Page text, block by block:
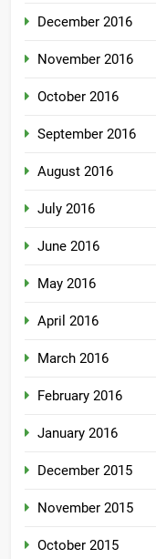
December 2016
November 2016
October 2016
September 2016
August 2016
July 2016
June 2016
May 2016
April 2016
March 2016
February 2016
January 2016
December 2015
November 2015
October 2015